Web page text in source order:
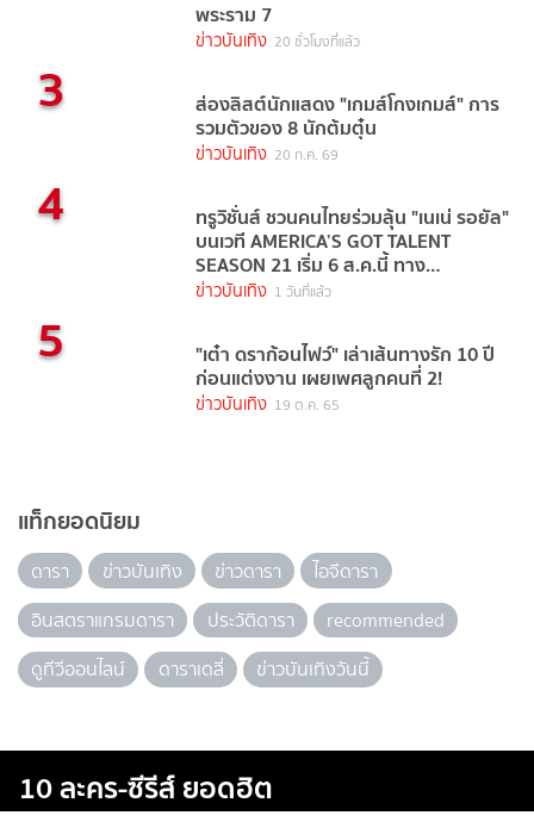
พระราม 7
ข่าวบันเทิง 20 ชั่วโมงที่แล้ว
3 ส่องลิสต์นักแสดง "เกมส์โกงเกมส์" การ
รวมตัวของ 8 นักต้มตุ๋น
ข่าวบันเทิง 20 ก.ค. 69
4 ทรูวิชั่นส์ ชวนคนไทยร่วมลุ้น "เนเน่ รอยัล"
บนเวที AMERICA’S GOT TALENT
SEASON 21 เริ่ม 6 ส.ค.นี้ ทาง
TrueVisions NOW
ข่าวบันเทิง 1 วันที่แล้ว
5 "เต๋า ดราก้อนไฟว์" เล่าเส้นทางรัก 10 ปี
ก่อนแต่งงาน เผยเพศลูกคนที่ 2!
ข่าวบันเทิง 19 ต.ค. 65
แท็กยอดนิยม
ดารา ข่าวบันเทิง ข่าวดารา
ไอจีดารา
อินสตราแกรมดารา
ประวัติดารา
recommended
ดูทีวีออนไลน์
ดาราเดลี่ ข่าวบันเทิงวันนี้
10 ละคร-ซีรีส์ ยอดฮิต